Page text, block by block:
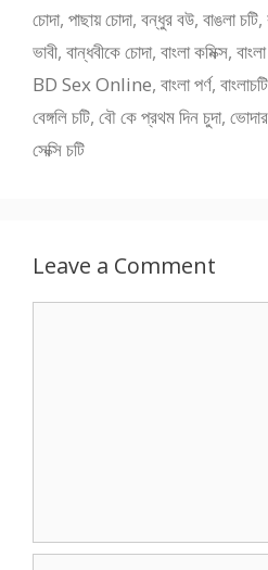
চোদা, পাছায় চোদা, বন্ধুর বউ, বাঙলা চটি,
ভাবী, বান্ধবীকে চোদা, বাংলা কমিক্স,
BD Sex Online, বাংলা পর্ণ,
বেঙ্গলি চটি, বৌ কে প্রথম দিন চুদা,
সেক্সি চটি
Leave a Comment